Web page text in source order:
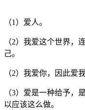
（1）爱人。
（2）我爱这个世界，
己。
（2）我爱你，因此爱
（3）爱是一种给予，
以应该这么做。